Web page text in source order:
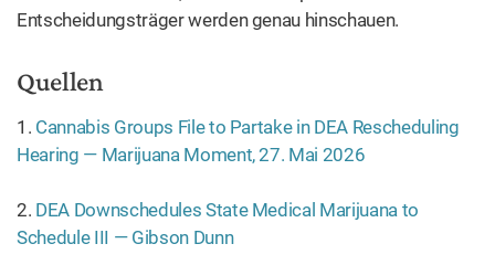
Entscheidungsträger werden genau hinschauen.
Quellen
1. Cannabis Groups File to Partake in DEA Rescheduling
Hearing — Marijuana Moment, 27. Mai 2026
2. DEA Downschedules State Medical Marijuana to
Schedule III — Gibson Dunn